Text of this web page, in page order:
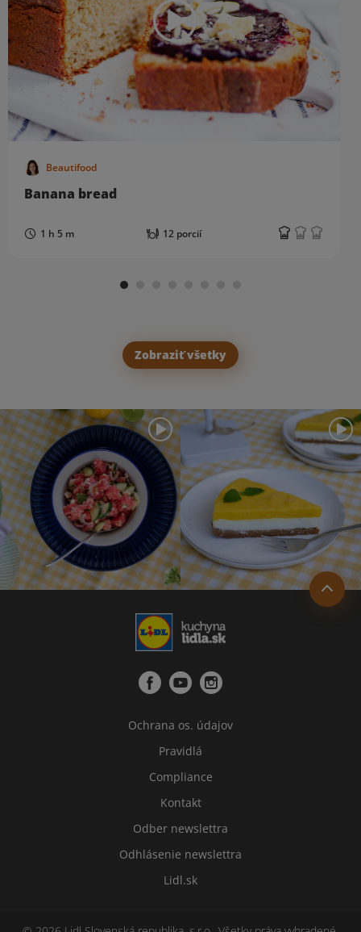
Beautifood
Banana bread
1 h 5 m 12 porcií
Zobraziť všetky
Ochrana os. údajov
Pravidlá
Compliance
Kontakt
Odber newslettra
Odhlásenie newslettra
Lidl.sk